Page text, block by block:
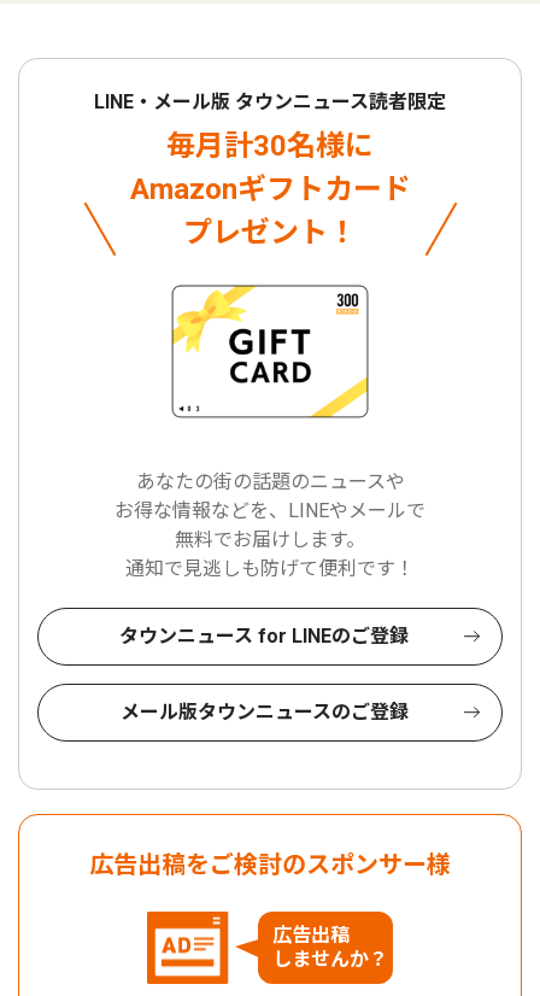
LINE・メール版 タウンニュース読者限定
毎月計30名様に
Amazonギフトカード
プレゼント！
あなたの街の話題のニュースや
お得な情報などを、LINEやメールで
無料でお届けします。
通知で見逃しも防げて便利です！
タウンニュース for LINEのご登録
メール版タウンニュースのご登録
広告出稿をご検討のスポンサー様
広告出稿
しませんか？